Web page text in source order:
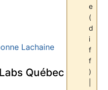
e
(
d
i
f
f
)
Lachaine
Québec